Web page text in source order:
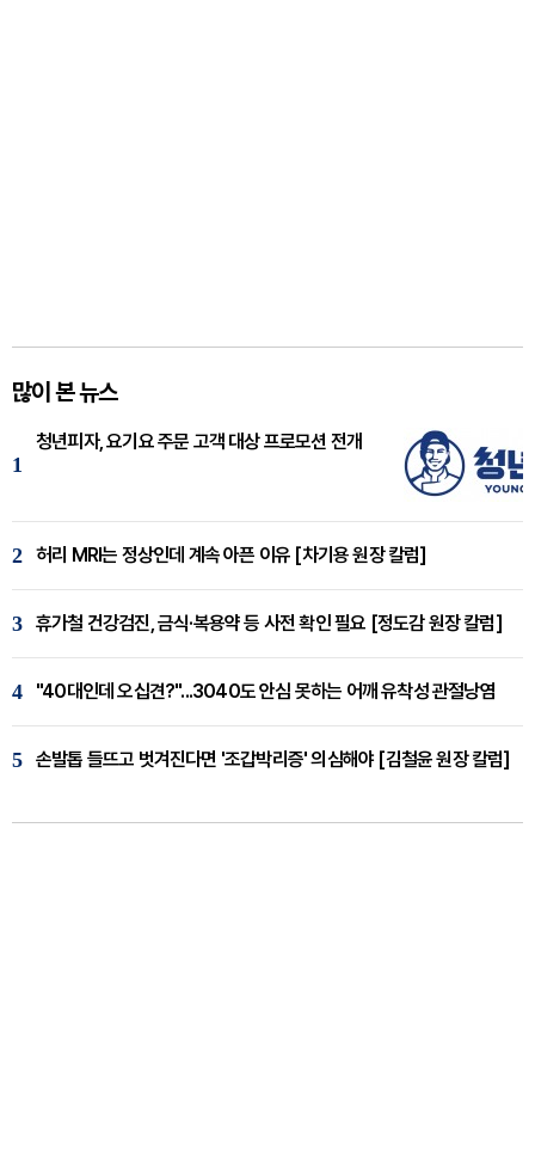
많이 본 뉴스
1
청년피자, 요기요 주문 고객 대상 프로모션 전개
2 허리 MRI는 정상인데 계속 아픈 이유 [차기용 원장 칼럼]
3 휴가철 건강검진, 금식·복용약 등 사전 확인 필요 [정도감 원장 칼럼]
4 "40대인데 오십견?"...3040도 안심 못하는 어깨 유착성 관절낭염
5 손발톱 들뜨고 벗겨진다면 '조갑박리증' 의심해야 [김철윤 원장 칼럼]